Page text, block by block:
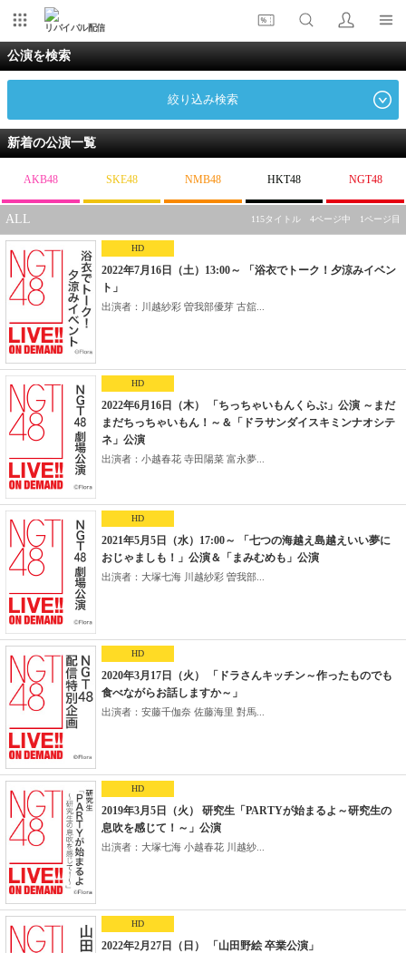
リバイバル配信
公演を検索
絞り込み検索
新着の公演一覧
AKB48 SKE48 NMB48 HKT48 NGT48
ALL 115タイトル 4ページ中 1ページ目
HD
2022年7月16日（土）13:00～ 「浴衣でトーク！夕涼みイベン
ト」
出演者：川越紗彩 曽我部優芽 古舘...
HD
2022年6月16日（木） 「ちっちゃいもんくらぶ」公演 ～まだ
まだちっちゃいもん！～＆「ドラサンダイスキミンナオシテ
ネ」公演
出演者：小越春花 寺田陽菜 富永夢...
HD
2021年5月5日（水）17:00～ 「七つの海越え島越えいい夢に
おじゃましも！」公演＆「まみむめも」公演
出演者：大塚七海 川越紗彩 曽我部...
HD
2020年3月17日（火） 「ドラさんキッチン～作ったものでも
食べながらお話しますか～」
出演者：安藤千伽奈 佐藤海里 對馬...
HD
2019年3月5日（火） 研究生「PARTYが始まるよ～研究生の
息吹を感じて！～」公演
出演者：大塚七海 小越春花 川越紗...
HD
2022年2月27日（日） 「山田野絵 卒業公演」